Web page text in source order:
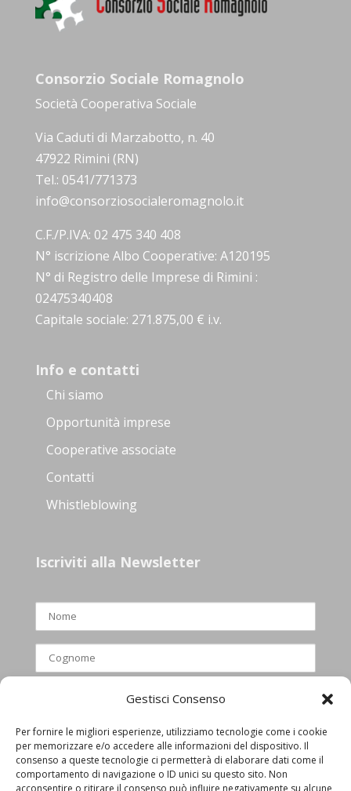
Gestisci Consenso
Per fornire le migliori esperienze, utilizziamo tecnologie come i cookie
per memorizzare e/o accedere alle informazioni del dispositivo. Il
consenso a queste tecnologie ci permetterà di elaborare dati come il
comportamento di navigazione o ID unici su questo sito. Non
acconsentire o ritirare il consenso può influire negativamente su alcune
Consorzio Sociale Romagnolo
Società Cooperativa Sociale
Via Caduti di Marzabotto, n. 40
47922 Rimini (RN)
Tel.: 0541/771373
info@consorziosocialeromagnolo.it
C.F./P.IVA: 02 475 340 408
N° iscrizione Albo Cooperative: A120195
N° di Registro delle Imprese di Rimini :
02475340408
Capitale sociale: 271.875,00 € i.v.
Info e contatti
Chi siamo
Opportunità imprese
Cooperative associate
Contatti
Whistleblowing
Iscriviti alla Newsletter
Ho letto e accettato l’informativa
privacy